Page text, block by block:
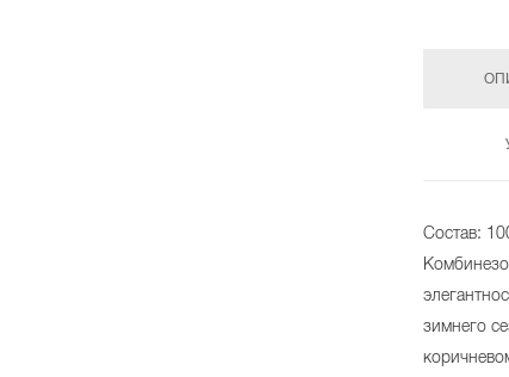
Состав:
зимнего